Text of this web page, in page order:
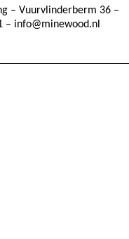
– Vuurvlinderberm 36 –
– info@minewood.nl
software was used.